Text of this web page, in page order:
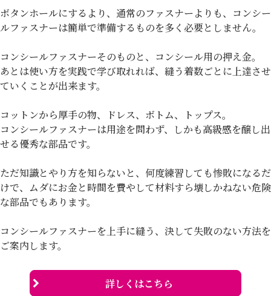
ボタンホールにするより、通常のファスナーよりも、コンシー
ルファスナーは簡単で準備するものを多く必要としません。
コンシールファスナーそのものと、コンシール用の押え金。
あとは使い方を実践で学び取れれば、縫う着数ごとに上達させ
ていくことが出来ます。
コットンから厚手の物、ドレス、ボトム、トップス。
コンシールファスナーは用途を問わず、しかも高級感を醸し出
せる優秀な部品です。
ただ知識とやり方を知らないと、何度練習しても惨敗になるだ
けで、ムダにお金と時間を費やして材料すら壊しかねない危険
な部品でもあります。
コンシールファスナーを上手に縫う、決して失敗のない方法を
ご案内します。
詳しくはこちら